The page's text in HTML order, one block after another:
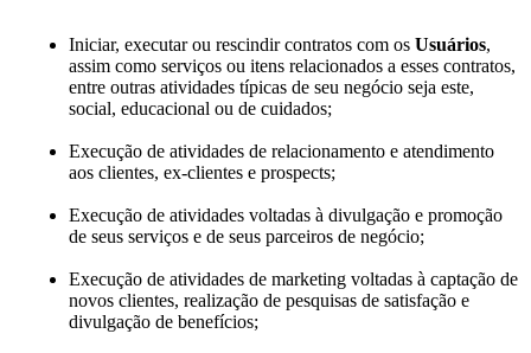
Iniciar, executar ou rescindir contratos com os Usuários,
assim como serviços ou itens relacionados a esses contratos,
entre outras atividades típicas de seu negócio seja este,
social, educacional ou de cuidados;
Execução de atividades de relacionamento e atendimento
aos clientes, ex-clientes e prospects;
Execução de atividades voltadas à divulgação e promoção
de seus serviços e de seus parceiros de negócio;
Execução de atividades de marketing voltadas à captação de
novos clientes, realização de pesquisas de satisfação e
divulgação de benefícios;